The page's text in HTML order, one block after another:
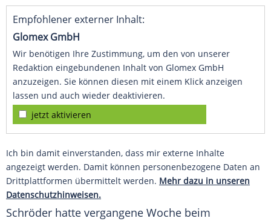
Empfohlener externer Inhalt:
Glomex GmbH
Wir benötigen Ihre Zustimmung, um den von unserer
Redaktion eingebundenen Inhalt von Glomex GmbH
anzuzeigen. Sie können diesen mit einem Klick anzeigen
lassen und auch wieder deaktivieren.
jetzt aktivieren
Ich bin damit einverstanden, dass mir externe Inhalte
angezeigt werden. Damit können personenbezogene Daten an
Drittplattformen übermittelt werden. Mehr dazu in unseren
Datenschutzhinweisen.
Schröder hatte vergangene Woche beim